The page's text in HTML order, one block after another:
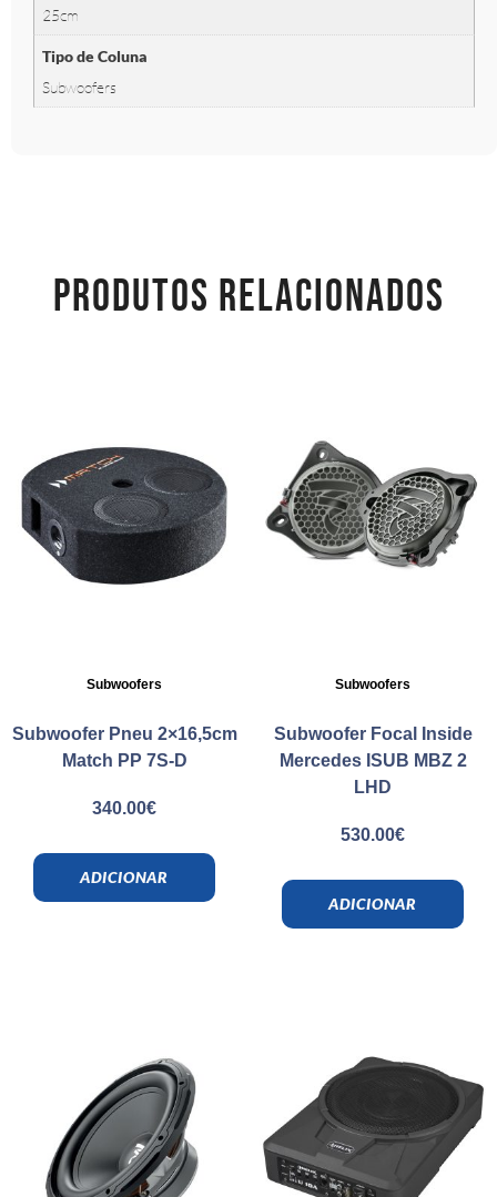
25cm
Tipo de Coluna
Subwoofers
PRODUTOS RELACIONADOS
Subwoofers
Subwoofer Pneu 2×16,5cm
Match PP 7S-D
340.00€
ADICIONAR
Subwoofers
Subwoofer Focal Inside
Mercedes ISUB MBZ 2
LHD
530.00€
ADICIONAR